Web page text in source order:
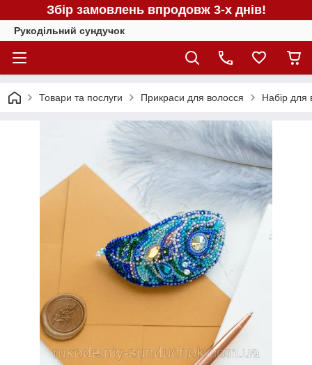
Збір замовлень впродовж 3-х днів!
Рукодільний сундучок
Товари та послуги Прикраси для волосся Набір для